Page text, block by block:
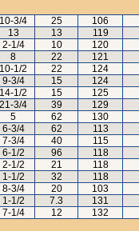
10-3/4 25 106
13 13 119
2-1/4 10 120
8 22 121
10-1/2 22 124
9-3/4 15 124
14-1/2 15 125
21-3/4 39 129
5 62 130
6-3/4 62 113
7-3/4 40 115
6-1/2 96 118
2-1/2 21 118
1-1/2 32 118
8-3/4 20 103
1-1/2 7.3 131
7-1/4 12 132